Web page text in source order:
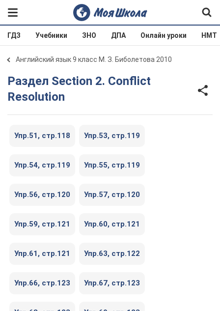
ГДЗ Учебники ЗНО ДПА Онлайн уроки НМТ
Английский язык 9 класс М. З. Биболетова 2010
Раздел Section 2. Conflict
Resolution
Упр.51, cтр.118 Упр.53, cтр.119
Упр.54, cтр.119 Упр.55, cтр.119
Упр.56, cтр.120 Упр.57, cтр.120
Упр.59, cтр.121 Упр.60, cтр.121
Упр.61, cтр.121 Упр.63, cтр.122
Упр.66, cтр.123 Упр.67, cтр.123